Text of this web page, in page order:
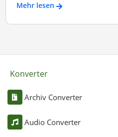
Mehr lesen
Konverter
Archiv Converter
Audio Converter